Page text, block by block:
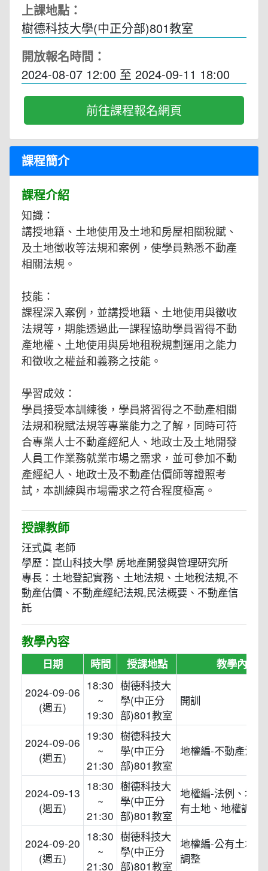
上課地點：
樹德科技大學(中正分部)801教室
開放報名時間：
2024-08-07 12:00 至 2024-09-11 18:00
前往課程報名網頁
課程簡介
課程介紹
知識：
講授地籍、土地使用及土地和房屋相關稅賦、
及土地徵收等法規和案例，使學員熟悉不動產
相關法規。
技能：
課程深入案例，並講授地籍、土地使用與徵收
法規等，期能透過此一課程協助學員習得不動
產地權、土地使用與房地租稅規劃運用之能力
和徵收之權益和義務之技能。
學習成效：
學員接受本訓練後，學員將習得之不動產相關
法規和稅賦法規等專業能力之了解，同時可符
合專業人士不動產經紀人、地政士及土地開發
人員工作業務就業市場之需求，並可參加不動
產經紀人、地政士及不動產估價師等證照考
試，本訓練與市場需求之符合程度極高。
授課教師
汪式眞 老師
學歷：崑山科技大學 房地產開發與管理研究所
專長：土地登記實務、土地法規、土地稅法規,不
動產估價、不動產經紀法規,民法概要、不動產信
託
教學內容
日期 時間 授課地點 教學內容
2024-09-06
(週五)
18:30
~
19:30
樹德科技大
學(中正分
部)801教室
開訓
2024-09-06
(週五)
19:30
~
21:30
樹德科技大
學(中正分
部)801教室
地權編-不動產法規
2024-09-13
(週五)
18:30
~
21:30
樹德科技大
學(中正分
部)801教室
地權編-法例、地權
有土地、地權調整
2024-09-20
(週五)
18:30
~
21:30
樹德科技大
學(中正分
部)801教室
地權編-公有土地、
調整